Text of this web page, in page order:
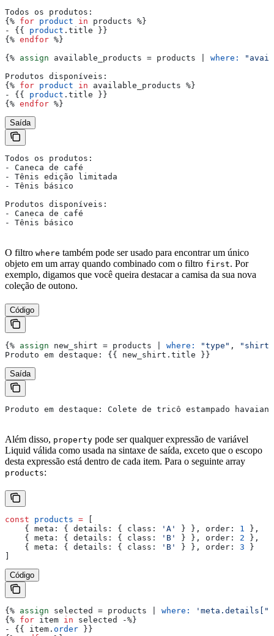
Todos os produtos:
{% for product in products %}
- {{ product . title }}
{% endfor %}
{% assign available_products = products where:
Produtos disponíveis:
{% for product in available_products %}
- {{ product . title }}
{% endfor %}
Saída
Todos os produtos:
- Caneca de café
- Tênis edição limitada
- Tênis básico
Produtos disponíveis:
- Caneca de café
- Tênis básico
O filtro where também pode ser usado para encontrar um único
objeto em um array quando combinado com o filtro first. Por
exemplo, digamos que você queira destacar a camisa da sua nova
coleção de outono.
Código
{% assign new_shirt = products where: "type" ,
"shirt"
Produto em destaque: {{ new_shirt . title }}
Saída
Produto em destaque: Colete de tricô estampado havaiano
Além disso, property pode ser qualquer expressão de variável
Liquid válida como usada na sintaxe de saída, exceto que o escopo
desta expressão está dentro de cada item. Para o seguinte array
products:
const products =
    {
meta: { details: { class: 'A' } }, order: 1
},
    {
meta: { details: { class: 'B' } }, order: 2 },
    {
meta: { details: { class: 'B' } }, order: 3 }
Código
{% assign selected = products where:
{% for item in selected -%}
- {{ item . order }}